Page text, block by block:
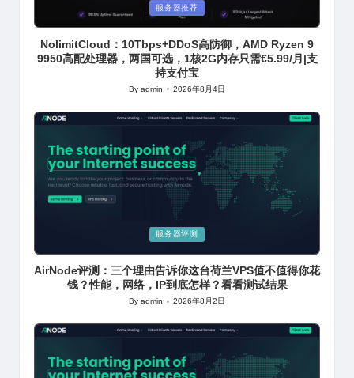
服务器推荐
NolimitCloud：10Tbps+DDoS高防御，AMD Ryzen 9
9950高配处理器，两国可选，1核2G内存只需€5.99/月|支
持支付宝
Posted
Byadmin 2026年8月4日
服务器评测
AirNode评测：三个理由告诉你这台荷兰VPS值不值得你花
钱？性能，网络，IP到底怎样？看看测试结果
Posted
Byadmin 2026年8月2日